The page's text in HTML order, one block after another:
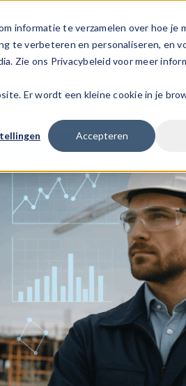
informatie te verzamelen over hoe je
te verbeteren en personaliseren, en
Zie ons Privacybeleid voor meer
Er wordt een kleine cookie in je
Accepteren
Voor